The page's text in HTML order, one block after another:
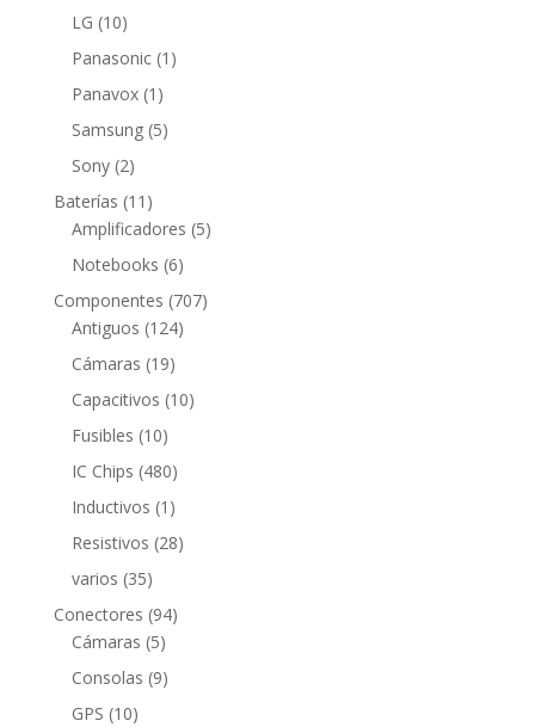
LG 1010
productos
Panasonic 1 1
Panavox 1 1
producto
Samsung 55
Sony 22
productos
Baterías 11 11
productos
Amplificadores 55
Notebooks 66
productos
Componentes 707707
Antiguos 124124
Cámaras 1919
productos
Capacitivos 1010
Fusibles 1010
productos
IC Chips 480480
productos
Inductivos 1 1
producto
Resistivos 2828
varios 3535
productos
Conectores 9494
Cámaras 55
productos
Consolas 99
GPS 1010